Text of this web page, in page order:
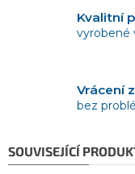
Kvalitní
vyrobené
Vrácení
bez
SOUVISEJÍCÍ